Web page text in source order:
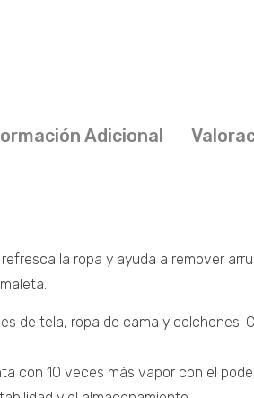
Adicional
la ropa y ayuda a remover
de tela, ropa de cama y colchones.
con 10 veces más vapor con el